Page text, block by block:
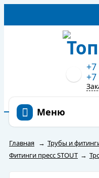
+7
+7
Меню
Главная → Трубы и
Фитинги пресс STOUT →